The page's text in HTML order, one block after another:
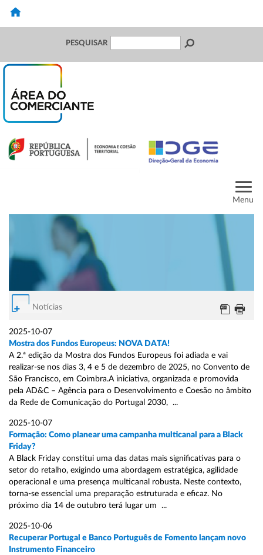
PESQUISAR
Menu
Notícias
2025-10-07
Mostra dos Fundos Europeus: NOVA DATA!
A 2.ª edição da Mostra dos Fundos Europeus foi adiada e vai
realizar-se nos dias 3, 4 e 5 de dezembro de 2025, no Convento de
São Francisco, em Coimbra.A iniciativa, organizada e promovida
pela AD&C – Agência para o Desenvolvimento e Coesão no âmbito
da Rede de Comunicação do Portugal 2030, ...
2025-10-07
Formação: Como planear uma campanha multicanal para a Black
Friday?
A Black Friday constitui uma das datas mais significativas para o
setor do retalho, exigindo uma abordagem estratégica, agilidade
operacional e uma presença multicanal robusta. Neste contexto,
torna-se essencial uma preparação estruturada e eficaz. No
próximo dia 14 de outubro terá lugar um ...
2025-10-06
Recuperar Portugal e Banco Português de Fomento lançam novo
Instrumento Financeiro